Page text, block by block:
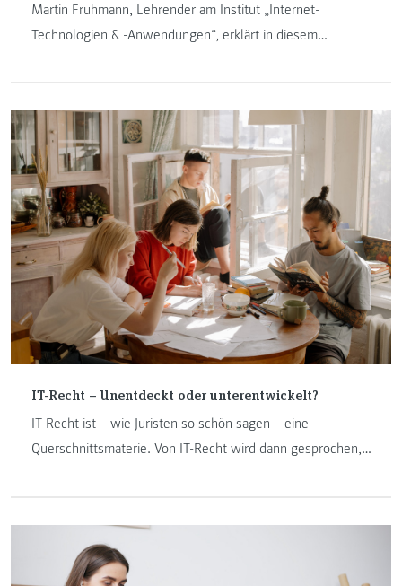
Martin Fruhmann, Lehrender am Institut „Internet-
Technologien & -Anwendungen“, erklärt in diesem
können. Phishing-Mails und deren Auswirkungen sind auch
Teil des Masterstudienganges „IT & Mobile Security“.
IT-Recht – Unentdeckt oder unterentwickelt?
IT-Recht ist – wie Juristen so schön sagen – eine
Querschnittsmaterie. Von IT-Recht wird dann gesprochen,